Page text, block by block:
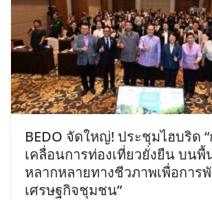
BEDO จัดใหญ่! ประชุมไฮบริด
เคลื่อนการท่องเที่ยวยั่งยืน บน
หลากหลายทางชีวภาพเพื่อการ
เศรษฐกิจชุมชน”